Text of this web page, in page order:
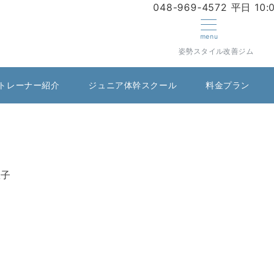
048-969-4572 平日
menu
姿勢スタイル改善ジム
トレーナー紹介 ジュニア体幹スクール 料金プラン